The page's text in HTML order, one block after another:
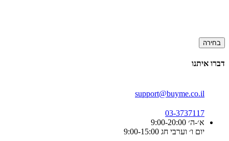
בחירה
דברו איתנו
support@buyme.co.il
03-3737117
א׳-ה׳ 9:00-20:00
יום ו׳ וערבי חג 9:00-15:00